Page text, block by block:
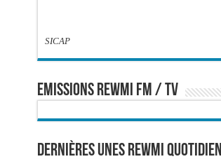
SICAP
EMISSIONS REWMI FM / TV
Dernières Unes Rewmi Quotidien